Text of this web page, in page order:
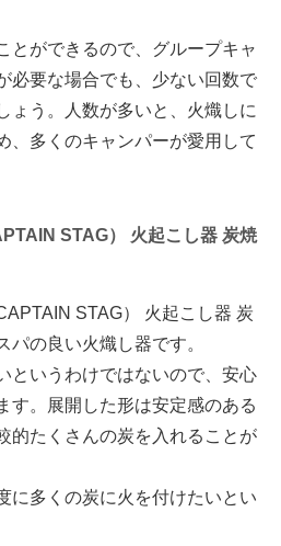
とができるので、グループキャ
必要な場合でも、少ない回数で
ょう。人数が多いと、火熾しに
、多くのキャンパーが愛用して
STAG） 火起こし器 炭焼
STAG） 火起こし器 炭
の良い火熾し器です。
というわけではないので、安心
す。展開した形は安定感のある
的たくさんの炭を入れることが
に多くの炭に火を付けたいとい